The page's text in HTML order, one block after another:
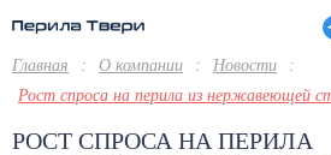
Главная : О компании : Новости
:
Рост спроса на перила из нержавеющей
РОСТ СПРОСА НА ПЕРИЛА